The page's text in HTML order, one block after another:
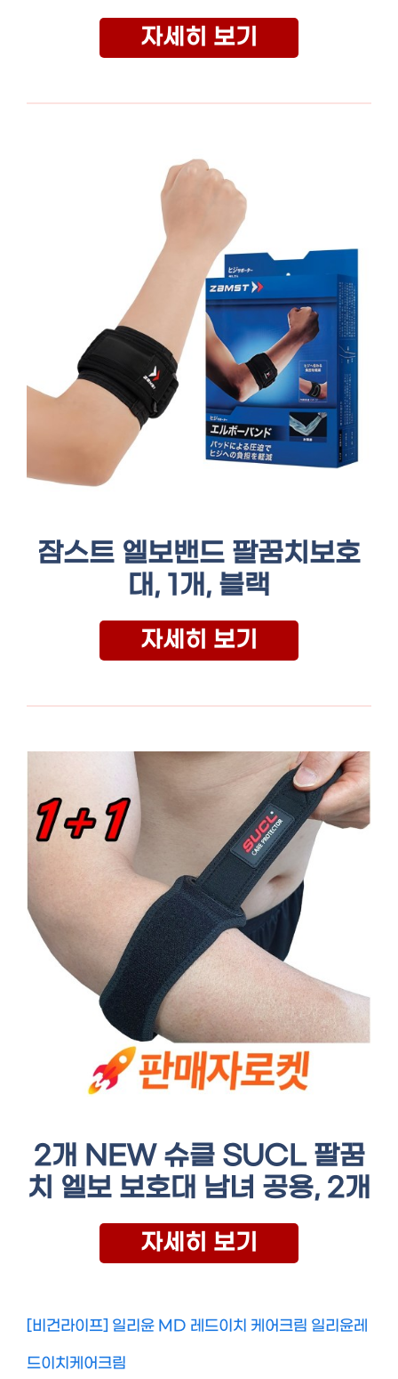
자세히 보기
잠스트 엘보밴드 팔꿈치보호
대, 1개, 블랙
자세히 보기
2개 NEW 슈클 SUCL 팔꿈
치 엘보 보호대 남녀 공용, 2개
자세히 보기
[비건라이프] 일리윤 MD 레드이치 케어크림 일리윤레
드이치케어크림